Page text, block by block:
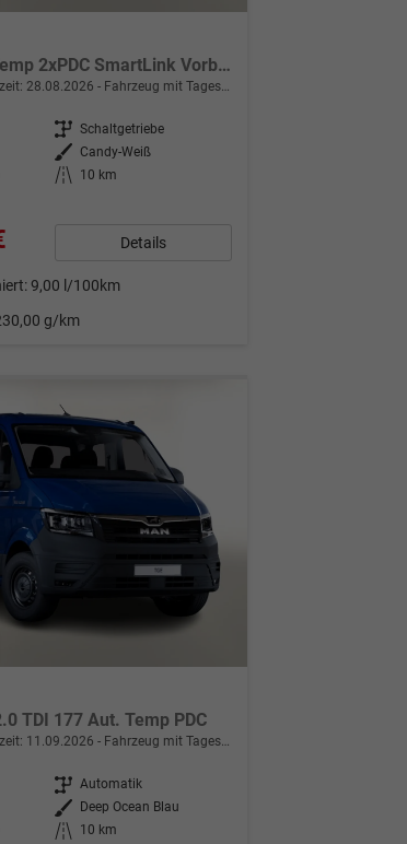
L4H3 3S Kam Temp 2xPDC SmartLink Vorb.AHK
28.08.2026 Fahrzeug mit Tageszulassung
Getriebe Schaltgetriebe
Außenfarbe Candy-Weiß
Kilometerstand
10 km
Details
9,00 l/100km
g/km
TDI 177 Aut. Temp PDC
11.09.2026 Fahrzeug mit Tageszulassung
Getriebe Automatik
Außenfarbe
Deep Ocean Blau
Kilometerstand
10 km